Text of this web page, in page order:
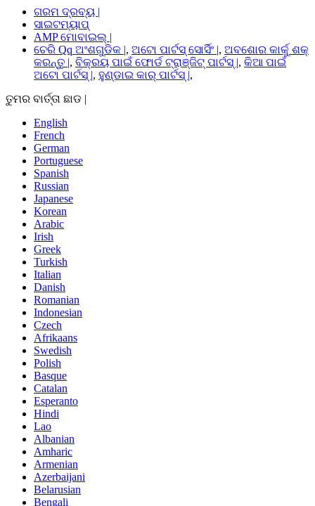
ଗରମ ଦ୍ରବ୍ୟ |
ସାଇଟମ୍ୟାପ୍
AMP ମୋବାଇଲ୍ |
ଚେରି Qq ଅଂଶଗୁଡିକ |, ଅଟୋ ପାର୍ଟସ୍ ସୋର୍ସିଂ |, ଅବଶୋର କାର୍କୁ ଶକ୍
କରନ୍ତୁ |, ବିକ୍ରୟ ପାଇଁ ଫୋର୍ଡ ଟ୍ରାଞ୍ଜିଟ୍ ପାର୍ଟସ୍ |, କିଆ ପାଇଁ
ଅଟୋ ପାର୍ଟସ୍ |, ହୁଣ୍ଡାଇ କାର୍ ପାର୍ଟସ୍ |,
ତୁମର ବାର୍ତ୍ତା ଛାଡ |
English
French
German
Portuguese
Spanish
Russian
Japanese
Korean
Arabic
Irish
Greek
Turkish
Italian
Danish
Romanian
Indonesian
Czech
Afrikaans
Swedish
Polish
Basque
Catalan
Esperanto
Hindi
Lao
Albanian
Amharic
Armenian
Azerbaijani
Belarusian
Bengali